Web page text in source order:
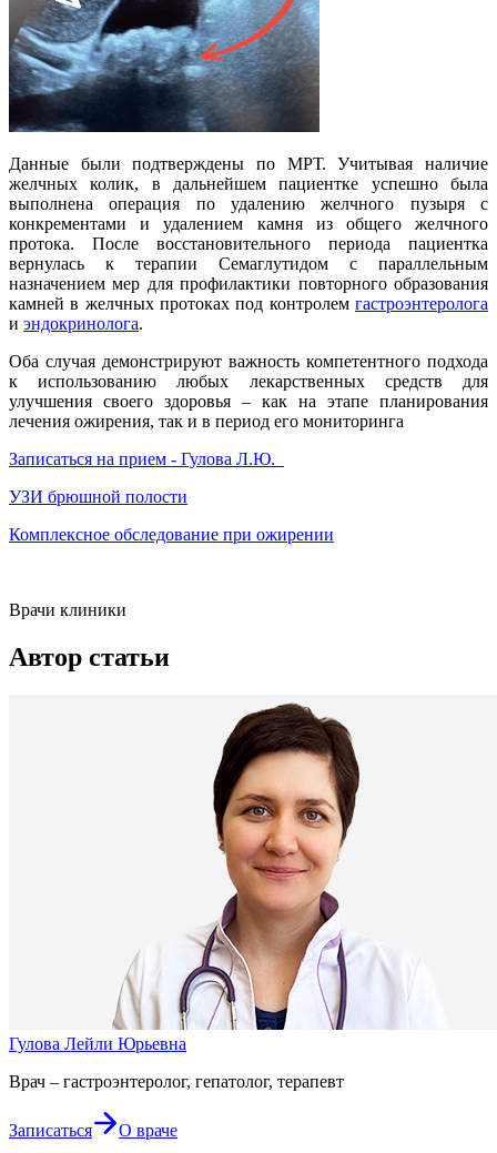
Данные были подтверждены по МРТ. Учитывая наличие
желчных колик, в дальнейшем пациентке успешно была
выполнена операция по удалению желчного пузыря с
конкрементами и удалением камня из общего желчного
протока. После восстановительного периода пациентка
вернулась к терапии Семаглутидом с параллельным
назначением мер для профилактики повторного образования
камней в желчных протоках под контролем гастроэнтеролога
и эндокринолога.
Оба случая демонстрируют важность компетентного подхода
к использованию любых лекарственных средств для
улучшения своего здоровья – как на этапе планирования
лечения ожирения, так и в период его мониторинга
Записаться на прием - Гулова Л.Ю.
УЗИ брюшной полости
Комплексное обследование при ожирении
Врачи клиники
Автор статьи
Гулова Лейли Юрьевна
Врач – гастроэнтеролог, гепатолог, терапевт
Записаться О враче